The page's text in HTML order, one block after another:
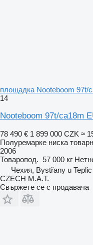
площадка Nooteboom 97t/
14
Nooteboom 97t/ca18m
78 490 € 1 899 000 CZK ≈
Полуремарке ниска
2006
Товаропод. 57 000 кг
Чехия, Bystřany u Teplic
CZECH M.A.T.
Свържете се с продавача